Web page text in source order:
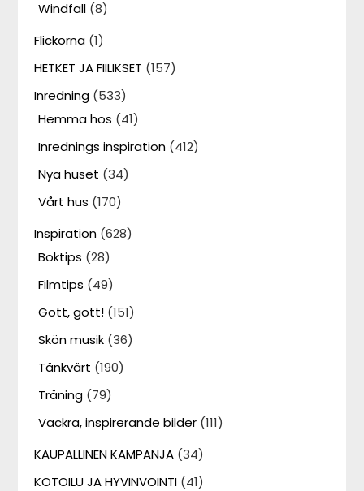
Windfall (8)
Flickorna (1)
HETKET JA FIILIKSET (157)
Inredning (533)
Hemma hos (41)
Inrednings inspiration (412)
Nya huset (34)
Vårt hus (170)
Inspiration (628)
Boktips (28)
Filmtips (49)
Gott, gott! (151)
Skön musik (36)
Tänkvärt (190)
Träning (79)
Vackra, inspirerande bilder (111)
KAUPALLINEN KAMPANJA (34)
KOTOILU JA HYVINVOINTI (41)